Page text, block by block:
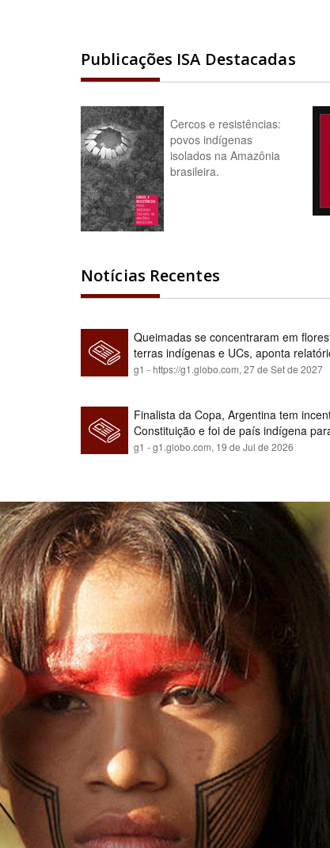
Publicações ISA Destacadas
Cercos e resistências:
povos indígenas
isolados na Amazônia
brasileira.
Notícias Recentes
Queimadas se concentraram em
terras indígenas e UCs, aponta
g1 - https://g1.globo.com, 27 de Set de 2027
Finalista da Copa, Argentina tem
Constituição e foi de país indígena
g1 - g1.globo.com, 19 de Jul de 2026